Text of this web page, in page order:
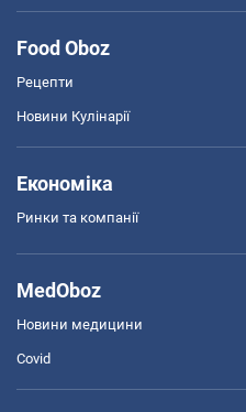
Food Oboz
Рецепти
Новини Кулінарії
Економіка
Ринки та компанії
MedOboz
Новини медицини
Covid